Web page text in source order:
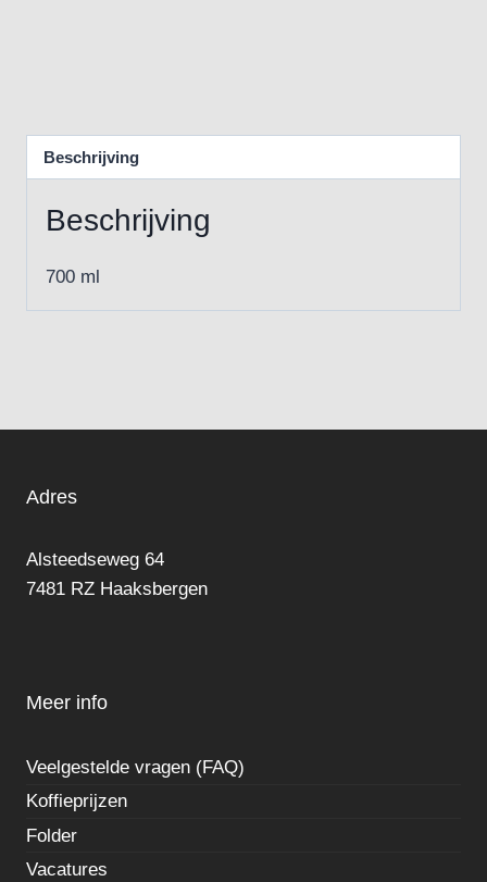
Beschrijving
Beschrijving
700 ml
Adres
Alsteedseweg 64
7481 RZ Haaksbergen
Meer info
Veelgestelde vragen (FAQ)
Koffieprijzen
Folder
Vacatures